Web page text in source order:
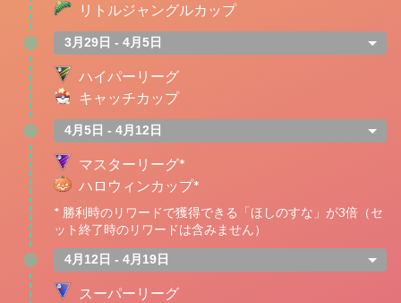
リトルジャングルカップ
3月29日 - 4月5日
ハイパーリーグ
キャッチカップ
4月5日 - 4月12日
マスターリーグ*
ハロウィンカップ*
* 勝利時のリワードで獲得できる「ほしのすな」が3倍（セ
ット終了時のリワードは含みません）
4月12日 - 4月19日
スーパーリーグ